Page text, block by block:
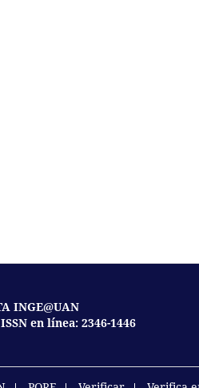
INGE@UAN
en línea: 2346-1446